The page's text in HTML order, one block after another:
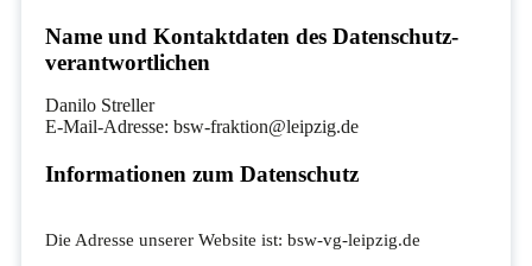
Name und Kontakt­daten des Datenschutz­
verantwortlichen
Danilo Streller
E-Mail-Adresse: bsw-fraktion@leipzig.de
Informationen zum Datenschutz
Die Adresse unserer Website ist: bsw-vg-leipzig.de